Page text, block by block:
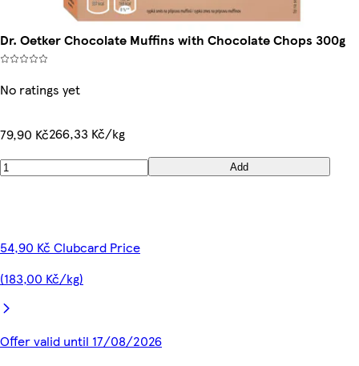
Dr. Oetker Chocolate Muffins with Chocolate Chops 300g
No ratings yet
79,90 Kč266,33 Kč/kg
Add
54,90 Kč Clubcard Price
(183,00 Kč/kg)
Offer valid until 17/08/2026